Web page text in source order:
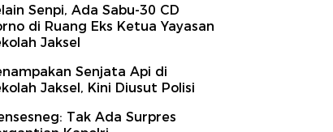
Senpi, Ada Sabu-30 CD
di Ruang Eks Ketua Yayasan
Jaksel
Senjata Api di
Jaksel, Kini Diusut Polisi
Tak Ada Surpres